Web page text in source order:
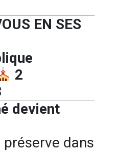
EN SES
2
devient
préserve dans